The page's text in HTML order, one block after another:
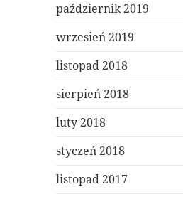
październik 2019
wrzesień 2019
listopad 2018
sierpień 2018
luty 2018
styczeń 2018
listopad 2017